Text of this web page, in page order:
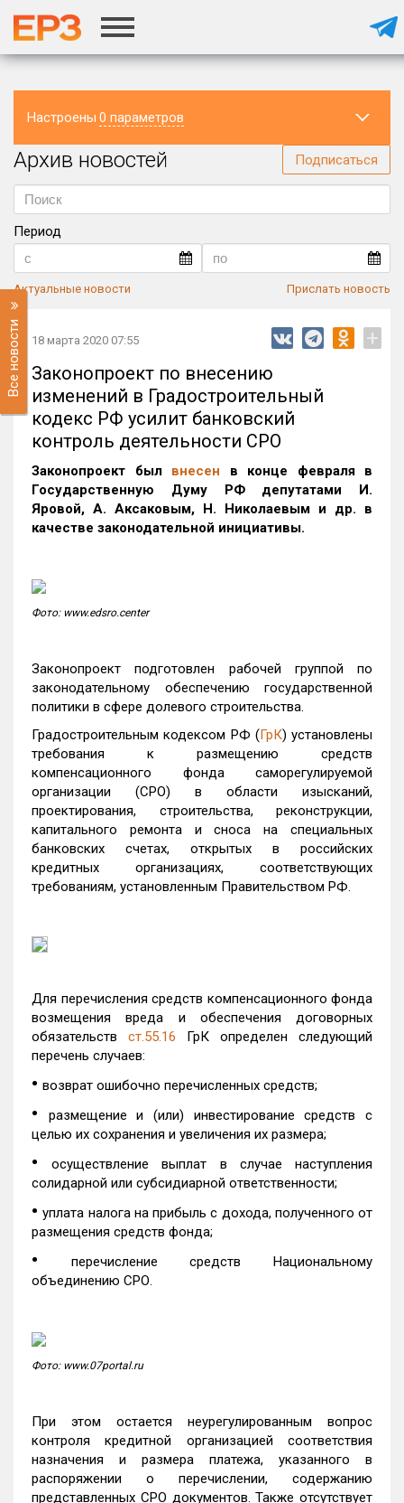
Настроены 0 параметров
Регион
Архив новостей Подписаться
Период
Актуальные новости Прислать новость
Все новости 18 марта 2020 07:55 +
Законопроект по внесению
изменений в Градостроительный
кодекс РФ усилит банковский
контроль деятельности СРО
Законопроект был внесен в конце февраля в
Государственную Думу РФ депутатами И.
Яровой, А. Аксаковым, Н. Николаевым и др. в
качестве законодательной инициативы.
Фото: www.edsro.center
Законопроект подготовлен рабочей группой по
законодательному обеспечению государственной
политики в сфере долевого строительства.
Градостроительным кодексом РФ (ГрК) установлены
требования к размещению средств
компенсационного фонда саморегулируемой
организации (СРО) в области изысканий,
проектирования, строительства, реконструкции,
капитального ремонта и сноса на специальных
банковских счетах, открытых в российских
кредитных организациях, соответствующих
требованиям, установленным Правительством РФ.
Для перечисления средств компенсационного фонда
возмещения вреда и обеспечения договорных
обязательств ст.55.16 ГрК определен следующий
перечень случаев:
• возврат ошибочно перечисленных средств;
•
размещение и (или) инвестирование средств с
целью их сохранения и увеличения их размера;
•осуществление выплат в случае наступления
солидарной или субсидиарной ответственности;
•уплата налога на прибыль с дохода, полученного от
размещения средств фонда;
•
перечисление средств Национальному
объединению СРО.
Фото: www.07portal.ru
При этом остается неурегулированным вопрос
контроля кредитной организацией соответствия
назначения и размера платежа, указанного в
распоряжении о перечислении, содержанию
представленных СРО документов. Также отсутствует